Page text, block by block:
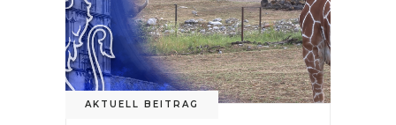
AKTUELL BEITRAG